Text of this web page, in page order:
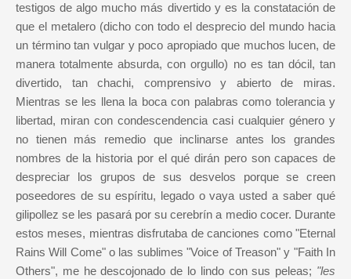
testigos de algo mucho más divertido y es la constatación de
que el metalero (dicho con todo el desprecio del mundo hacia
un término tan vulgar y poco apropiado que muchos lucen, de
manera totalmente absurda, con orgullo) no es tan dócil, tan
divertido, tan chachi, comprensivo y abierto de miras.
Mientras se les llena la boca con palabras como tolerancia y
libertad, miran con condescendencia casi cualquier género y
no tienen más remedio que inclinarse antes los grandes
nombres de la historia por el qué dirán pero son capaces de
despreciar los grupos de sus desvelos porque se creen
poseedores de su espíritu, legado o vaya usted a saber qué
gilipollez se les pasará por su cerebrín a medio cocer. Durante
estos meses, mientras disfrutaba de canciones como "Eternal
Rains Will Come" o las sublimes "Voice of Treason" y "Faith In
Others", me he descojonado de lo lindo con sus peleas; "les